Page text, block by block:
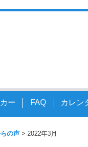
ー FAQ カレン
の声 > 2022年3月